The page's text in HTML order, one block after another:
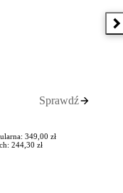
Sprawdź
349,00 zł
244,30 zł